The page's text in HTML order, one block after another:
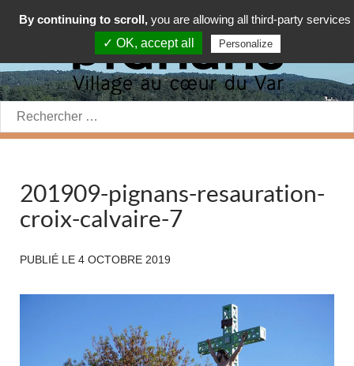
Rechercher:
201909-pignans-resauration-
croix-calvaire-7
PUBLIÉ LE 4 OCTOBRE 2019
By continuing to scroll, you are allowing all third-party services
✓ OK, accept all
Personalize